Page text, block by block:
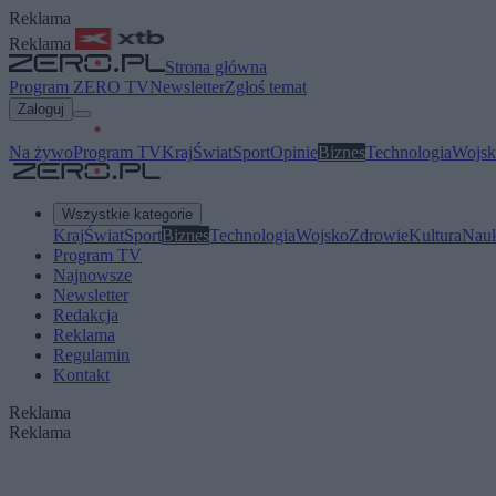
Reklama
Reklama
Strona główna
Program ZERO TVNewsletterZgłoś temat
Zaloguj
Na żywoProgram TVKrajŚwiatSportOpinieBiznesTechnologia
Wszystkie kategorie
KrajŚwiatSportBiznesTechnologiaWojskoZdrowieKultura
Program TV
Najnowsze
Newsletter
Redakcja
Reklama
Regulamin
Kontakt
Reklama
Reklama